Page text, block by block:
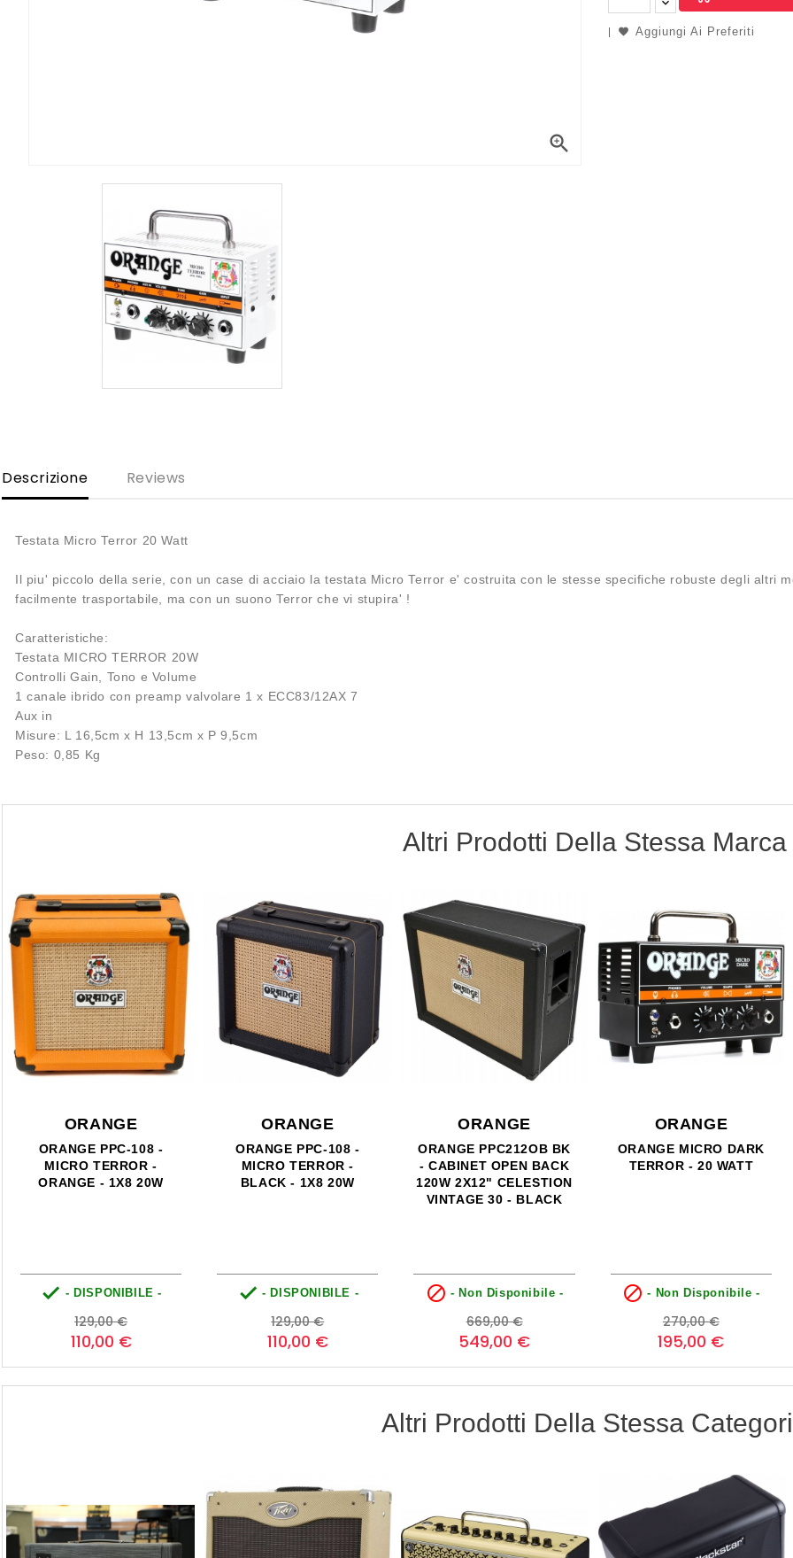

Aggiungi Ai Preferiti
Descrizione Reviews
Testata Micro Terror 20 Watt
Il piu' piccolo della serie, con un case di acciaio la testata Micro Terror e' costruita con le stesse specifiche robuste degli altri
facilmente trasportabile, ma con un suono Terror che vi stupira' !
Caratteristiche:
Testata MICRO TERROR 20W
Controlli Gain, Tono e Volume
1 canale ibrido con preamp valvolare 1 x ECC83/12AX 7
Aux in
Misure: L 16,5cm x H 13,5cm x P 9,5cm
Peso: 0,85 Kg
Altri Prodotti Della Stessa Marca
ORANGE
ORANGE PPC-108 -
MICRO TERROR -
ORANGE - 1X8 20W
 - DISPONIBILE -
Prezzo
base
129,00 €Prezzo
110,00 €
ORANGE
ORANGE PPC-108 -
MICRO TERROR -
BLACK - 1X8 20W
 - DISPONIBILE -
Prezzo
base
129,00 €Prezzo
110,00 €
ORANGE
ORANGE PPC212OB BK
- CABINET OPEN BACK
120W 2X12" CELESTION
VINTAGE 30 - BLACK
 - Non Disponibile -
Prezzo
base
669,00 €Prezzo
549,00 €
ORANGE
ORANGE MICRO DARK
TERROR - 20 WATT
 - Non Disponibile -
Prezzo
base
270,00 €Prezzo
195,00 €
Altri Prodotti Della Stessa